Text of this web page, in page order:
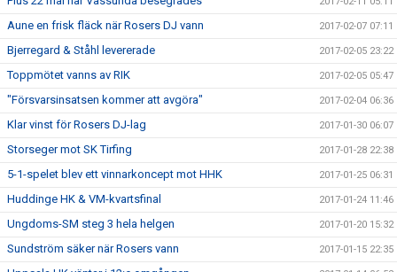
Aune en frisk fläck när Rosers DJ vann 2017-02-07 07:11
Bjerregard & Ståhl levererade 2017-02-05 23:22
Toppmötet vanns av RIK 2017-02-05 05:47
"Försvarsinsatsen kommer att avgöra" 2017-02-04 06:36
Klar vinst för Rosers DJ-lag 2017-01-30 06:07
Storseger mot SK Tirfing 2017-01-28 22:38
5-1-spelet blev ett vinnarkoncept mot HHK 2017-01-25 06:31
Huddinge HK & VM-kvartsfinal 2017-01-24 11:46
Ungdoms-SM steg 3 hela helgen 2017-01-20 15:32
Sundström säker när Rosers vann 2017-01-15 22:35